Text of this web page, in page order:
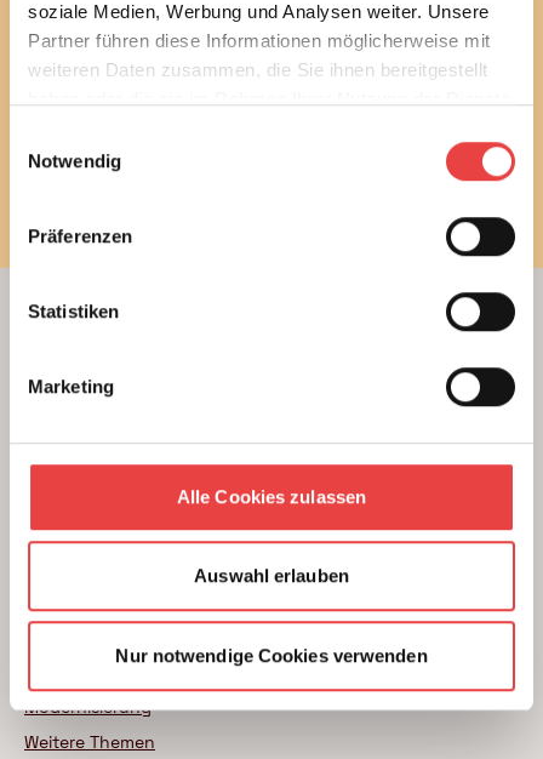
soziale Medien, Werbung und Analysen weiter. Unsere
Partner führen diese Informationen möglicherweise mit
weiteren Daten zusammen, die Sie ihnen bereitgestellt
Notwendig
Präferenzen
Statistiken
Marketing
Alle Cookies zulassen
Auswahl erlauben
Nur notwendige Cookies verwenden
E-Mail
Newsletter bestellen
Unterstützung beim Hausbau
Das BSB Beratungsnetz
Wer sind unsere Experten
Modernisierung
Weitere Themen